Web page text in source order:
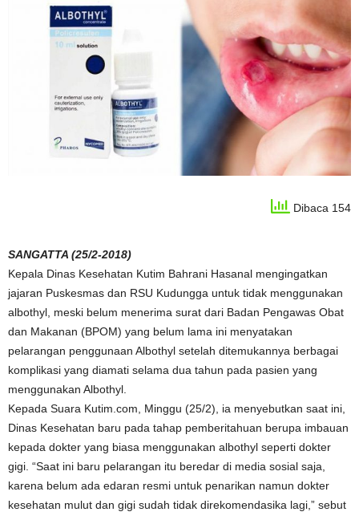
Dibaca 154
SANGATTA (25/2-2018)
Kepala Dinas Kesehatan Kutim Bahrani Hasanal mengingatkan
jajaran Puskesmas dan RSU Kudungga untuk tidak menggunakan
albothyl, meski belum menerima surat dari Badan Pengawas Obat
dan Makanan (BPOM) yang belum lama ini menyatakan
pelarangan penggunaan Albothyl setelah ditemukannya berbagai
komplikasi yang diamati selama dua tahun pada pasien yang
menggunakan Albothyl.
Kepada Suara Kutim.com, Minggu (25/2), ia menyebutkan saat ini,
Dinas Kesehatan baru pada tahap pemberitahuan berupa imbauan
kepada dokter yang biasa menggunakan albothyl seperti dokter
gigi. “Saat ini baru pelarangan itu beredar di media sosial saja,
karena belum ada edaran resmi untuk penarikan namun dokter
kesehatan mulut dan gigi sudah tidak direkomendasika lagi,” sebut